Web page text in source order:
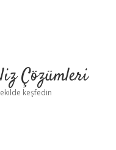
Çözümleri
keşfedin